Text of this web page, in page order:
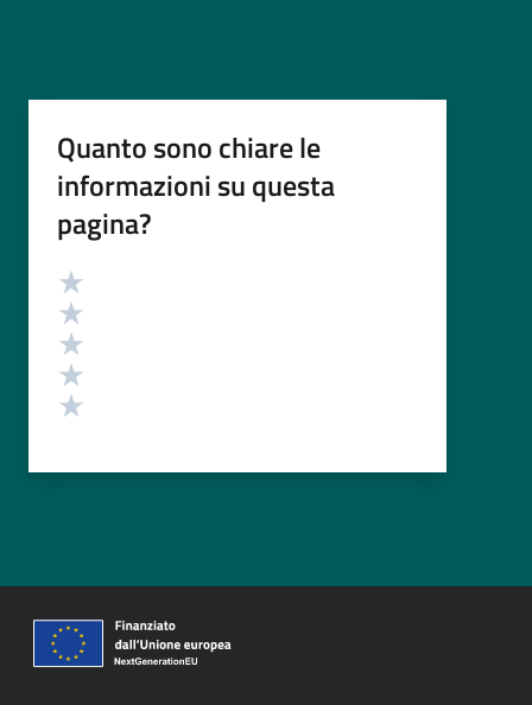
Quanto sono chiare le
informazioni su questa
pagina?
Valutazione